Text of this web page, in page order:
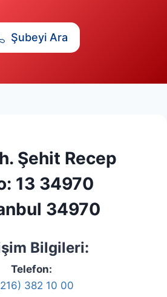
Şubeyi Ara
Şehit Recep
13 34970
34970
Bilgileri:
Telefon:
382 10 00